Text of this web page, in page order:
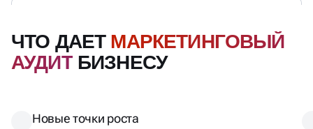
ЧТО ДАЕТ МАРКЕТИНГОВЫЙ
АУДИТБИЗНЕСУ
Новые точки роста